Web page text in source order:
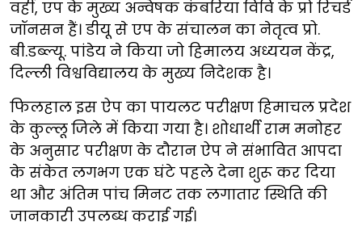
वहीं, एप के मुख्य अन्वेषक कंबरिया विवि के प्रो रिचर्ड
जॉनसन हैं। डीयू से एप के संचालन का नेतृत्व प्रो.
बी.डब्ल्यू. पांडेय ने किया जो हिमालय अध्ययन केंद्र,
दिल्ली विश्वविद्यालय के मुख्य निदेशक है।
फिलहाल इस ऐप का पायलट परीक्षण हिमाचल प्रदेश
के कुल्लू जिले में किया गया है। शोधार्थी राम मनोहर
के अनुसार परीक्षण के दौरान ऐप ने संभावित आपदा
के संकेत लगभग एक घंटे पहले देना शुरू कर दिया
था और अंतिम पांच मिनट तक लगातार स्थिति की
जानकारी उपलब्ध कराई गई।